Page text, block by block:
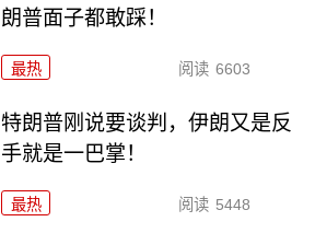
朗普面子都敢踩！
最热 阅读 6603
特朗普刚说要谈判，伊朗又是反
手就是一巴掌！
最热 阅读 5448